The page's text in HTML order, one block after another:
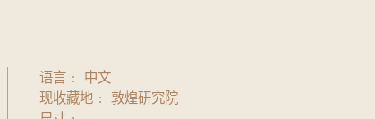
语言
中文
现收藏地
敦煌研究院